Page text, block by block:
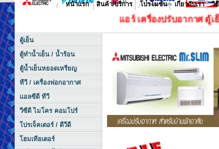
หน้าแรก สินค้า/บริการ โปรโมชั่น เกี่ยวกับเรา วิ
/ / / /
แอร์ เครื่องปรับอากาศ ตู้เย็นแอ
ตู้เย็น
ตู้ทำน้ำเย็น / น้ำร้อน
ตู้น้ำเย็นหยอดเหรียญ
ทีวี / เครื่องฟอกอากาศ
แอลซีดี ทีวี
วีซีดี ไมโคร คอมโปร์
โปรเจ็คเตอร์ / ดีวีดี
โฮมเทียเตอร์
>